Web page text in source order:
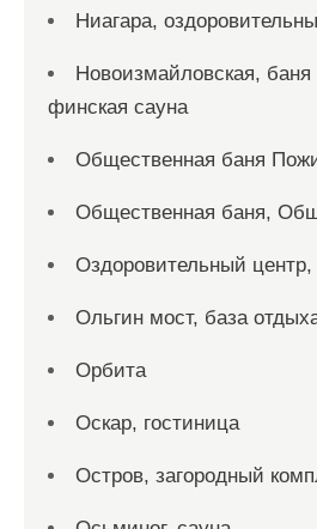
Ниагара,
Новоизмайловская, баня
финская сауна
Общественная баня
Общественная баня,
Оздоровительный
Ольгин мост, база
Орбита
Оскар, гостиница
Остров, загородный